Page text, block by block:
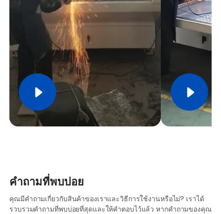
คำถามที่พบบ่อย
คุณมีคำถามเกี่ยวกับสินค้าของเราและวิธีการใช้งานหรือไม่? เราได้
รวบรวมคำถามที่พบบ่อยที่สุดและให้คำตอบไว้แล้ว หากคำถามของคุณ